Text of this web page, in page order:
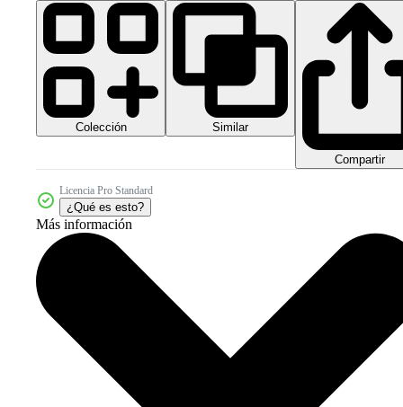
Colección Similar
Compartir
Licencia Pro Standard
¿Qué es esto?
Más información